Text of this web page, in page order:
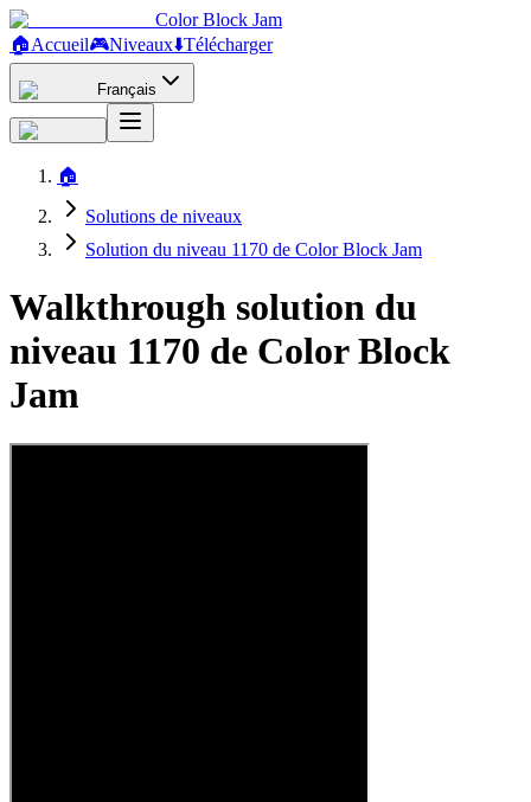
Color Block Jam
🏠Accueil🎮Niveaux⬇️Télécharger
Français
🏠
Solutions de niveaux
Solution du niveau 1170 de Color Block Jam
Walkthrough solution du
niveau 1170 de Color Block
Jam